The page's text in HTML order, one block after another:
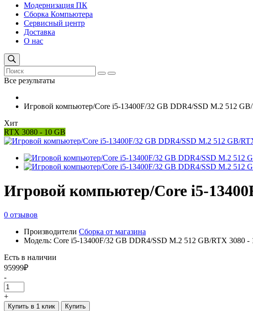
Модернизация ПК
Сборка Компьютера
Сервисный центр
Доставка
О нас
Все результаты
Игровой компьютер/Core i5-13400F/32 GB DDR4/SSD M.2 512
Хит
RTX 3080 - 10 GB
Игровой компьютер/Core i5-
0 отзывов
Производители Сборка от магазина
Модель: Core i5-13400F/32 GB DDR4/SSD M.2 512 GB/RTX 3080 -
Есть в наличии
95999₽
-
+
Купить в 1 клик Купить